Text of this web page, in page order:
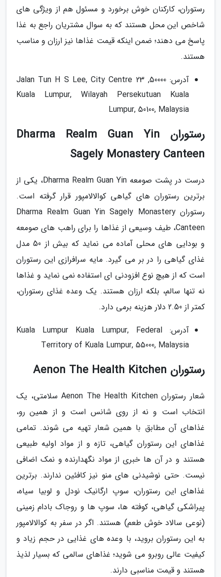
رستوران، کارکنان خوش برخورد و مسئول هم از ویژگی های
شاخص این محل هستند که به سوال مشتریان راجع به غذا
پاسخ می دهند؛ ضمن اینکه قیمت غذاها نیز ارزان و مناسب
هستند.
آدرس: 50000, 23 Jalan Tun H S Lee, City Centre
Kuala Lumpur, Wilayah Persekutuan Kuala
Lumpur, 50100, Malaysia
رستوران Dharma Realm Guan Yin
Sagely Monastery Canteen
درست در پشت صومعه Dharma Realm Guan Yin، یکی از
برترین رستوران های گیاهی کوالالامپور قرار گرفته است.
رستوران Dharma Realm Guan Yin Sagely Monastery
Canteen، طیف وسیعی از غذاها را برای راهب های صومعه
و بودایی های محلی آماده می نماید که بیش از 50 مدل
غذای گیاهی را در بر می گیرد. مایه سرافرازی این رستوران
است که از هیچ نوع افزودنی ای استفاده نمی نماید و غذاها
نه تنها سالم، بلکه ارزان هستند. یک وعده غذای رستوران،
کمتر از 2.50 دلار هزینه برمی دارد.
آدرس: Kuala Lumpur Kuala Lumpur, Federal
Territory of Kuala Lumpur, 55000, Malaysia
رستوران Aenon The Health Kitchen
شعار رستوران Aenon The Health Kitchen سلامتی، یک
انتخاب است و نه از روی شانس است و از همین رو،
غذاهای آن مطابق با همین شعار تهیه می شوند. تمامی
غذاهای این رستوران گیاهی، تازه و از مواد اولیه طبیعی
هستند و در آن ها خبری از مواد نگهدارنده و نمک اضافی
نیست. حتی نوشیدنی های منو نیز کافئین ندارند. برترین
غذاهای این رستوران، سوپ ارگانیک نودل و لوبیا سیاه،
پیراشکی گیاهی، کوفته ها، سوپ ها و روجاک بادام زمینی
(نوعی سالاد خوش طعم) هستند. اگر در سفر به کوالالامپور
به این رستوران بروید، با وعده های غذایی در حجم زیاد و
کیفیت عالی روبرو می شوید؛ غذاهای سالمی که بسیار لذیذ
هستند و قیمت مناسبی دارند.